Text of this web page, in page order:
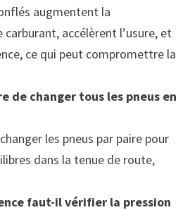
augmentent la
accélèrent l’usure, et
ce qui peut compromettre la
de changer tous les pneus en
les pneus par paire pour
dans la tenue de route,
faut-il vérifier la pression